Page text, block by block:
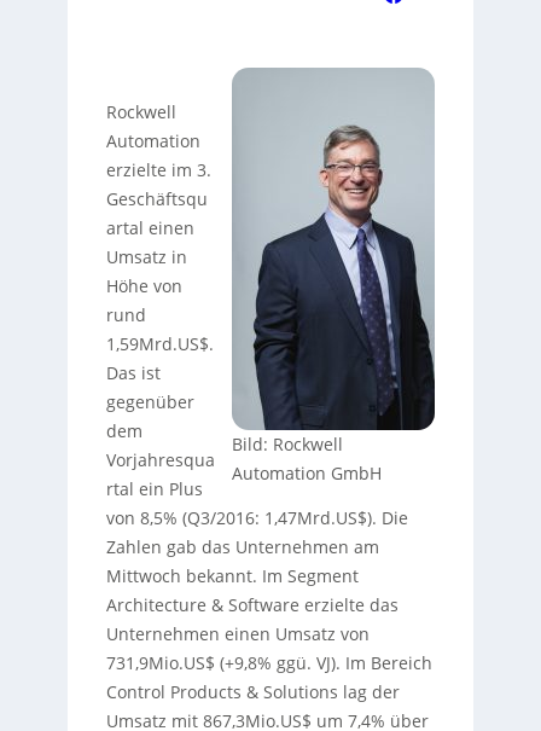
Bild: Rockwell
Automation GmbH
Rockwell
Automation
erzielte im 3.
Geschäftsqu
artal einen
Umsatz in
Höhe von
rund
1,59Mrd.US$.
Das ist
gegenüber
dem
Vorjahresqua
rtal ein Plus
von 8,5% (Q3/2016: 1,47Mrd.US$). Die
Zahlen gab das Unternehmen am
Mittwoch bekannt. Im Segment
Architecture & Software erzielte das
Unternehmen einen Umsatz von
731,9Mio.US$ (+9,8% ggü. VJ). Im Bereich
Control Products & Solutions lag der
Umsatz mit 867,3Mio.US$ um 7,4% über